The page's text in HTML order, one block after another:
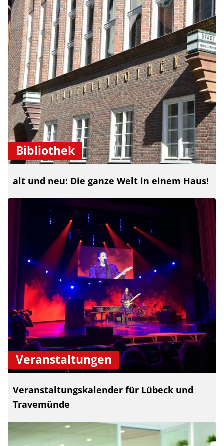
Bibliothek
alt und neu: Die ganze Welt in einem Haus!
Veranstaltungen
Veranstaltungskalender für Lübeck und
Travemünde